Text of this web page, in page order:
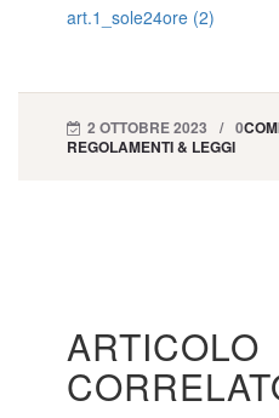
art.1_sole24ore (2)
2 OTTOBRE 2023 0
REGOLAMENTI & LEGGI
ARTICOLO